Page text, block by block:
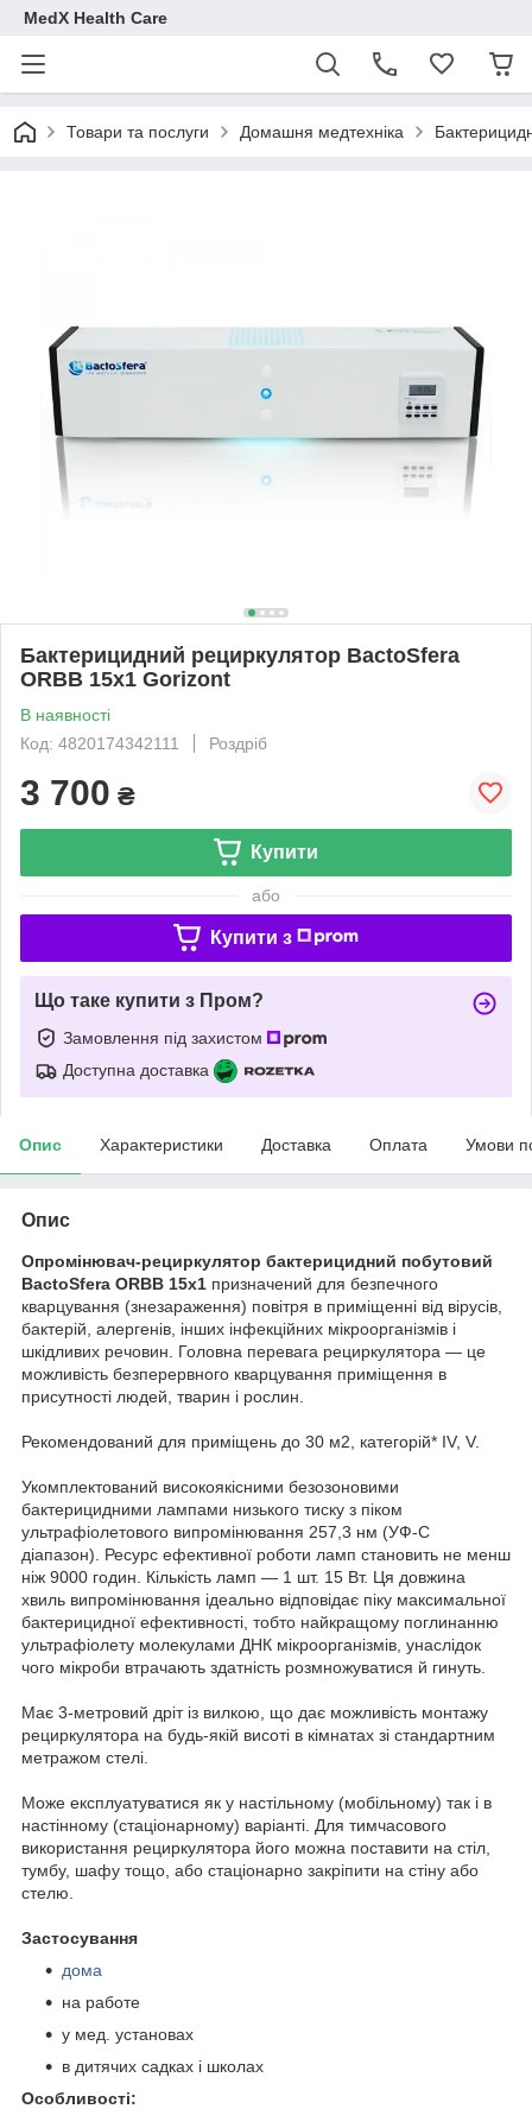
MedX Health Care
Товари та послуги Домашня медтехніка
Бактерицидний рециркулятор BactoSfera
ORBB 15x1 Gorizont
В наявності
Код: 4820174342111
Роздріб
3 700 ₴
Купити
або
Купити з
Що таке купити з Пром?
Замовлення під захистом
Доступна доставка
Опис Характеристики Доставка Оплата Умови
Опис
Опромінювач-рециркулятор бактерицидний побутовий
BactoSfera ORBB 15х1 призначений для безпечного
кварцування (знезараження) повітря в приміщенні від вірусів,
бактерій, алергенів, інших інфекційних мікроорганізмів і
шкідливих речовин. Головна перевага рециркулятора — це
можливість безперервного кварцування приміщення в
присутності людей, тварин і рослин.
Рекомендований для приміщень до 30 м2, категорій* IV, V.
Укомплектований високоякісними безозоновими
бактерицидними лампами низького тиску з піком
ультрафіолетового випромінювання 257,3 нм (УФ-С
діапазон). Ресурс ефективної роботи ламп становить не менш
ніж 9000 годин. Кількість ламп — 1 шт. 15 Вт. Ця довжина
хвиль випромінювання ідеально відповідає піку максимальної
бактерицидної ефективності, тобто найкращому поглинанню
ультрафіолету молекулами ДНК мікроорганізмів, унаслідок
чого мікроби втрачають здатність розмножуватися й гинуть.
Має 3-метровий дріт із вилкою, що дає можливість монтажу
рециркулятора на будь-якій висоті в кімнатах зі стандартним
метражом стелі.
Може експлуатуватися як у настільному (мобільному) так і в
настінному (стаціонарному) варіанті. Для тимчасового
використання рециркулятора його можна поставити на стіл,
тумбу, шафу тощо, або стаціонарно закріпити на стіну або
стелю.
Застосування
дома
на работе
у мед. установах
в дитячих садках і школах
Особливості: